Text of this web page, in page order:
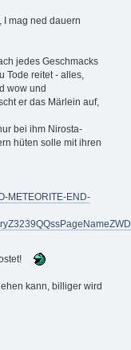
I mag ned dauern
jedes Geschmacks
Tode reitet - alles,
wow und
er das Märlein auf,
bei ihm Nirosta-
hüten solle mit ihren
METEORITE-END-
kann, billiger wird